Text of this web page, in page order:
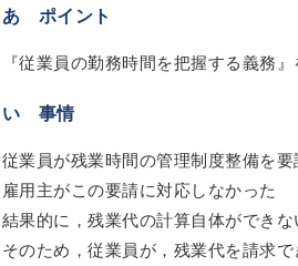
あ ポイント
『従業員の勤務時間を把握する義務
い 事情
従業員が残業時間の管理制度整備を要
雇用主がこの要請に対応しなかった
結果的に，残業代の計算自体ができ
そのため，従業員が，残業代を請求